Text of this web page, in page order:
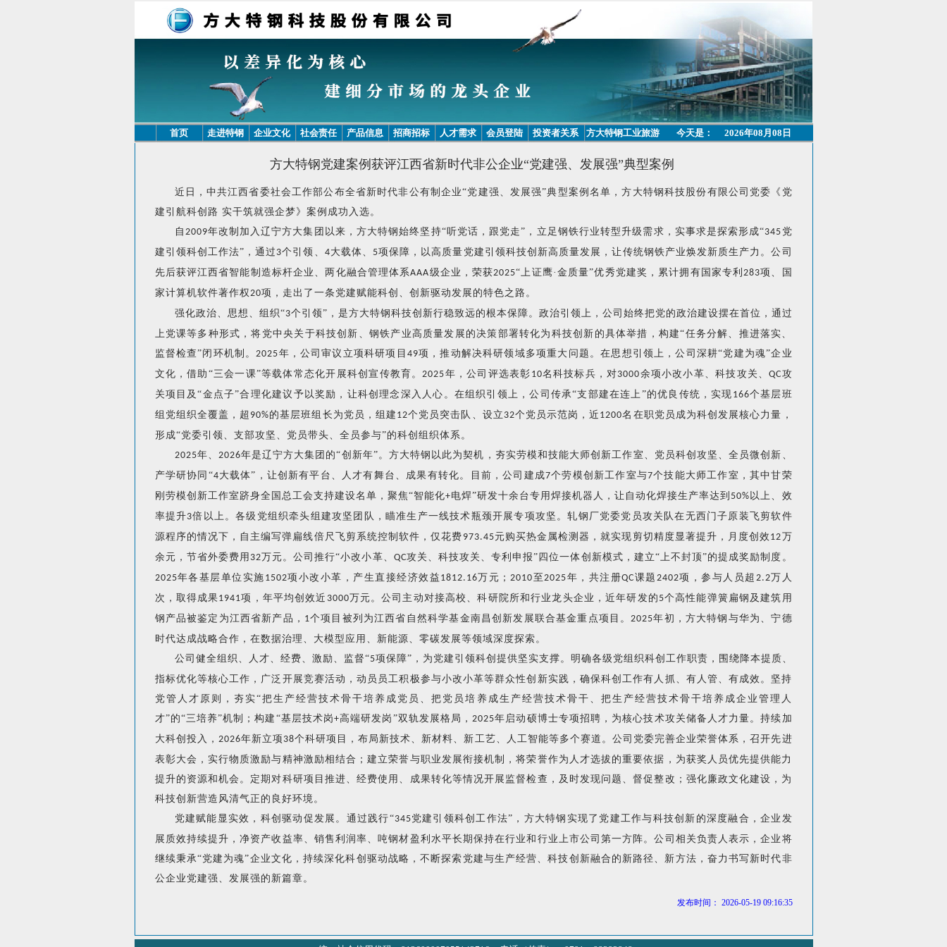
首页 走进特钢 企业文化 社会责任 产品信息 招商招标 人才需求 会员登陆 投资者关系 方大特钢工业旅游 今天是： 2026年08月08日
方大特钢党建案例获评江西省新时代非公企业“党建强、发展强”典型案例
近日，中共江西省委社会工作部公布全省新时代非公有制企业“党建强、发展强”典型案例名单，方大特钢科技股份有限公司党委《党
建引航科创路 实干筑就强企梦》案例成功入选。
自 2009年改制加入辽宁方大集团以来，方大特钢始终坚持“听党话，跟党走”，立足钢铁行业转型升级需求，实事求是探索形成“345 党
建引领科创工作法”，通过 3个引领、 4大载体、 5项保障，以高质量党建引领科技创新高质量发展，让传统钢铁产业焕发新质生产力。公司
先后获评江西省智能制造标杆企业、两化融合管理体系AAA级企业，荣获2025“上证鹰·金质量”优秀党建奖，累计拥有国家专利283项、国
家计算机软件著作权20项，走出了一条党建赋能科创、创新驱动发展的特色之路。
强化政治、思想、组织“3个引领”，是方大特钢科技创新行稳致远的根本保障。政治引领上，公司始终把党的政治建设摆在首位，通过
上党课等多种形式，将党中央关于科技创新、钢铁产业高质量发展的决策部署转化为科技创新的具体举措，构建“任务分解、推进落实、
监督检查”闭环机制。2025年，公司审议立项科研项目 49项，推动解决科研领域多项重大问题。在思想引领上，公司深耕“党建为魂”企业
文化，借助“三会一课”等载体常态化开展科创宣传教育。2025年，公司评选表彰 10名科技标兵，对3000余项小改小革、科技攻关、QC攻
关项目及“金点子”合理化建议予以奖励，让科创理念深入人心。在组织引领上，公司传承“支部建在连上”的优良传统，实现 166个基层班
组党组织全覆盖，超 90%的基层班组长为党员，组建 12个党员突击队、设立 32个党员示范岗，近 1200名在职党员成为科创发展核心力量，
形成“党委引领、支部攻坚、党员带头、全员参与”的科创组织体系。
2025年、 2026年是辽宁方大集团的“创新年”。方大特钢以此为契机，夯实劳模和技能大师创新工作室、党员科创攻坚、全员微创新、
产学研协同“4大载体”，让创新有平台、人才有舞台、成果有转化。目前，公司建成7个劳模创新工作室与7个技能大师工作室，其中甘荣
刚劳模创新工作室跻身全国总工会支持建设名单，聚焦“智能化+电焊”研发十余台专用焊接机器人，让自动化焊接生产率达到 50% 以上、效
率提升3倍以上。各级党组织牵头组建攻坚团队，瞄准生产一线技术瓶颈开展专项攻坚。轧钢厂党委党员攻关队在无西门子原装飞剪软件
源程序的情况下，自主编写弹扁线倍尺飞剪系统控制软件，仅花费 973.45元购买热金属检测器，就实现剪切精度显著提升，月度创效 12万
余元，节省外委费用 32万元。公司推行“小改小革、 QC攻关、科技攻关、专利申报”四位一体创新模式，建立“上不封顶”的提成奖励制度。
2025年各基层单位实施 1502项小改小革，产生直接经济效益 1812.16万元；2010 至2025年，共注册QC课题 2402项，参与人员超 2.2万人
次，取得成果 1941项，年平均创效近 3000万元。公司主动对接高校、科研院所和行业龙头企业，近年研发的 5个高性能弹簧扁钢及建筑用
钢产品被鉴定为江西省新产品， 1个项目被列为江西省自然科学基金南昌创新发展联合基金重点项目。2025年初，方大特钢与华为、宁德
时代达成战略合作，在数据治理、大模型应用、新能源、零碳发展等领域深度探索。
公司 健全组织、人才、经费、激励、监督“5项保障”，为党建引领科创提供坚实支撑。明确各级党组织科创工作职责，围绕降本提质、
指标优化等核心工作，广泛开展竞赛活动，动员员工积极参与小改小革等群众性创新实践，确保科创工作有人抓、有人管、有成效。坚持
党管人才原则，夯实“把生产经营技术骨干培养成党员、把党员培养成生产经营技术骨干、把生产经营技术骨干培养成企业管理人
才”的“三培养”机制；构建“基层技术岗+高端研发岗”双轨发展格局，2025年启动硕博士专项招聘，为核心技术攻关储备人才力量。持续加
大科创投入， 2026年新立项 38个科研项目，布局新技术、新材料、新工艺、人工智能等多个赛道。公司党委完善企业荣誉体系，召开先进
表彰大会，实行物质激励与精神激励相结合；建立荣誉与职业发展衔接机制，将荣誉作为人才选拔的重要依据，为获奖人员优先提供能力
提升的资源和机会。定期对科研项目推进、经费使用、成果转化等情况开展监督检查，及时发现问题、督促整改；强化廉政文化建设，为
科技创新营造风清气正的良好环境。
党建赋能显实效，科创驱动促发展。通过践行“345党建引领科创工作法”，方大特钢实现了党建工作与科技创新的深度融合，企业发
展质效持续提升，净资产收益率、销售利润率、吨钢材盈利水平长期保持在行业和行业上市公司第一方阵。公司 相关负责人表示，企业 将
继续秉承“党建为魂”企业文化 ，持续深化科创驱动战略，不断探索党建与生产经营、科技创新融合的新路径、新方法，奋力书写新时代非
公企业党建强、发展强的新篇章。
发布时间： 2026-05-19 09:16:35